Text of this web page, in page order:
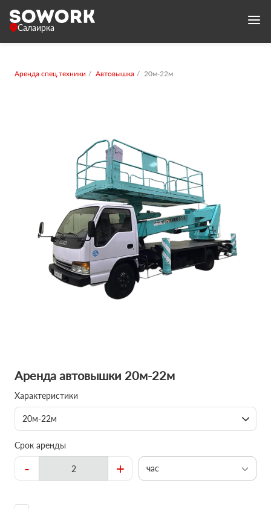
Салаирка
Аренда спец.техники Автовышка 20м-22м
Аренда автовышки 20м-22м
Характеристики
20м-22м
Срок аренды
- + час